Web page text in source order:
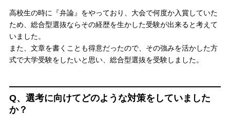
高校生の時に『弁論』をやっており、大会で何度か入賞していた
ため、総合型選抜ならその経歴を生かした受験が出来ると考えて
いました。
また、文章を書くことも得意だったので、その強みを活かした方
式で大学受験をしたいと思い、総合型選抜を受験しました。
Q、選考に向けてどのような対策をしていました
か？